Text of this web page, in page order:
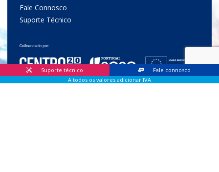
Fale Connosco
Suporte Técnico
Suporte técnico
Fale connosco
A todos os valores adicionar IVA